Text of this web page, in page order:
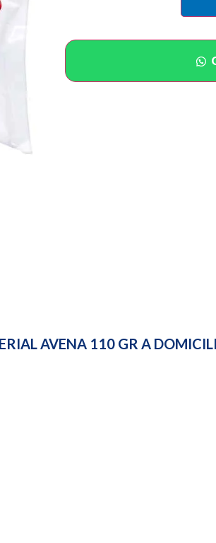
AVENA 110 GR A